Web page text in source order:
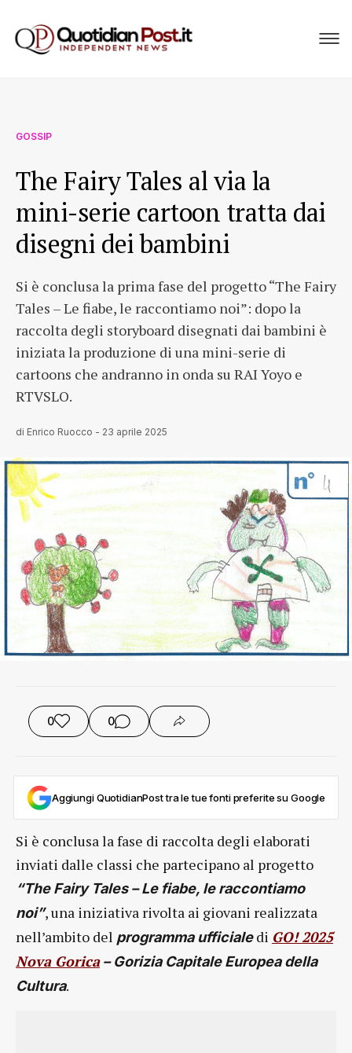
GOSSIP
The Fairy Tales al via la
mini-serie cartoon tratta dai
disegni dei bambini
Si è conclusa la prima fase del progetto “The Fairy
Tales – Le fiabe, le raccontiamo noi”: dopo la
raccolta degli storyboard disegnati dai bambini è
iniziata la produzione di una mini-serie di
cartoons che andranno in onda su RAI Yoyo e
RTVSLO.
di Enrico Ruocco - 23 aprile 2025
0 0
Aggiungi QuotidianPost tra le tue fonti preferite su Google
Si è conclusa la fase di raccolta degli elaborati
inviati dalle classi che partecipano al progetto
“The Fairy Tales – Le fiabe, le raccontiamo
noi”, una iniziativa rivolta ai giovani realizzata
nell’ambito del programma ufficialedi GO! 2025
Nova Gorica– Gorizia Capitale Europea della
Cultura.